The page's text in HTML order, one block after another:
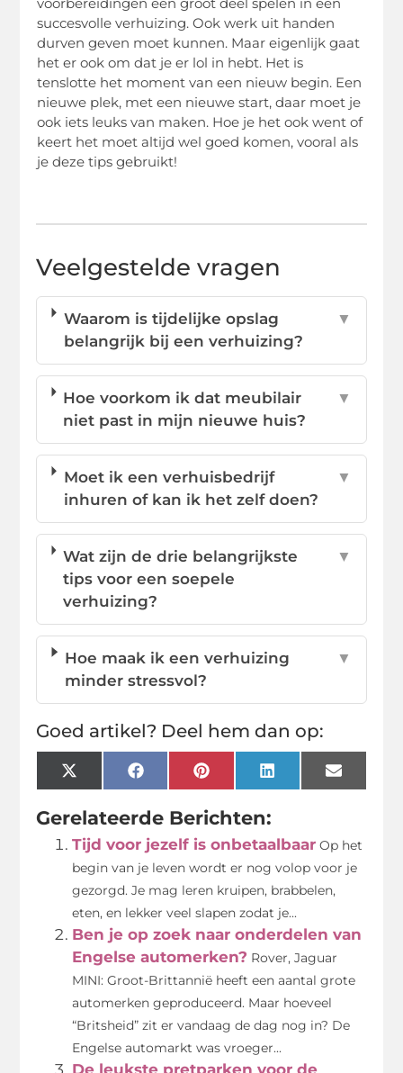
succesvolle verhuizing. Ook werk uit handen
durven geven moet kunnen. Maar eigenlijk gaat
het er ook om dat je er lol in hebt. Het is
tenslotte het moment van een nieuw begin. Een
nieuwe plek, met een nieuwe start, daar moet je
ook iets leuks van maken. Hoe je het ook went of
keert het moet altijd wel goed komen, vooral als
je deze tips gebruikt!
Veelgestelde vragen
Waarom is tijdelijke opslag
belangrijk bij een verhuizing?
▼
Hoe voorkom ik dat meubilair
niet past in mijn nieuwe huis?
▼
Moet ik een verhuisbedrijf
inhuren of kan ik het zelf doen?
▼
Wat zijn de drie belangrijkste
tips voor een soepele
verhuizing?
▼
Hoe maak ik een verhuizing
minder stressvol?
▼
Goed artikel? Deel hem dan op:
X
(Twitter)
FacebookPinterestLinkedInEmail
Gerelateerde Berichten:
Tijd voor jezelf is onbetaalbaar Op het
begin van je leven wordt er nog volop voor je
gezorgd. Je mag leren kruipen, brabbelen,
eten, en lekker veel slapen zodat je...
Ben je op zoek naar onderdelen van
Engelse automerken? Rover, Jaguar
MINI: Groot-Brittannië heeft een aantal grote
automerken geproduceerd. Maar hoeveel
“Britsheid” zit er vandaag de dag nog in? De
Engelse automarkt was vroeger...
De leukste pretparken voor de